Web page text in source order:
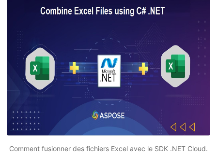
Comment fusionner des fichiers Excel avec le SDK .NET Cloud.